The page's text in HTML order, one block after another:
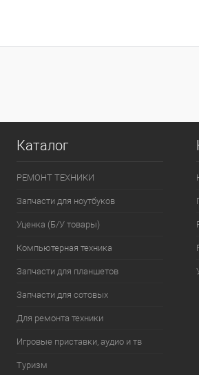
Каталог
РЕМОНТ ТЕХНИКИ
Запчасти для ноутбуков
Уценка (Б/У товары)
Компьютерная техника
Запчасти для планшетов
Запчасти для сотовых
Для ремонта техники
Игровые приставки, аудио и тв
Туризм